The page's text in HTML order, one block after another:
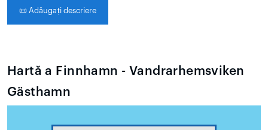
📜 Adăugați descriere
Hartă a Finnhamn - Vandrarhemsviken
Gästhamn